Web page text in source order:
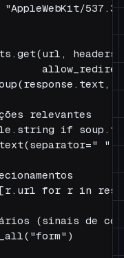
relevantes
if
",
for r in
(sinais de